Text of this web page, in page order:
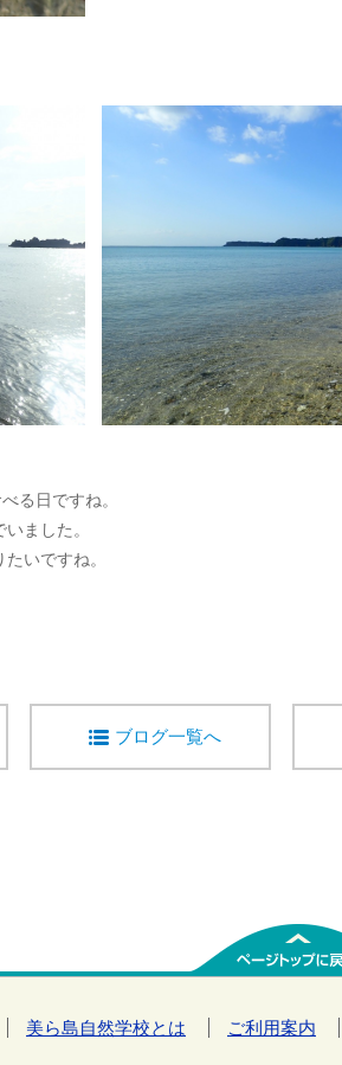
る日ですね。
ました。
いですね。
ブログ一覧へ
美ら島自然学校とは ご利用案内